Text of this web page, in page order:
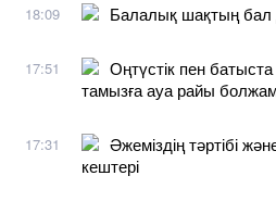
18:09 Балалық шақтың бал
17:51
Оңтүстік пен
тамызға ауа райы
17:31
Әжеміздің тәртібі
кештері